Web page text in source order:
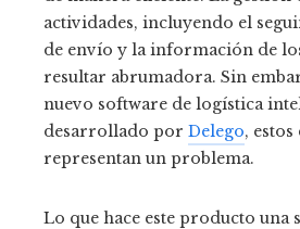
actividades, incluyendo el
de envío y la información de
resultar abrumadora. Sin
nuevo software de logística
desarrollado por Delego,
representan un problema.
Lo que hace este producto una